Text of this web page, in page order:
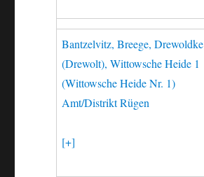
Bantzelvitz, Breege, Drewoldke
(Drewolt), Wittowsche Heide 1
(Wittowsche Heide Nr. 1)
Amt/Distrikt Rügen
[+]